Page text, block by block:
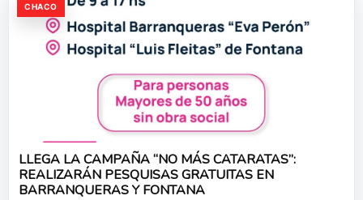
CHACO
LLEGA LA CAMPAÑA “NO MÁS CATARATAS”:
REALIZARÁN PESQUISAS GRATUITAS EN
BARRANQUERAS Y FONTANA